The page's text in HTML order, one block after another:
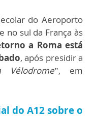
do Aeroporto
no sul da França às
a Roma está
, após presidir a
Vélodrome”, em
do A12 sobre o